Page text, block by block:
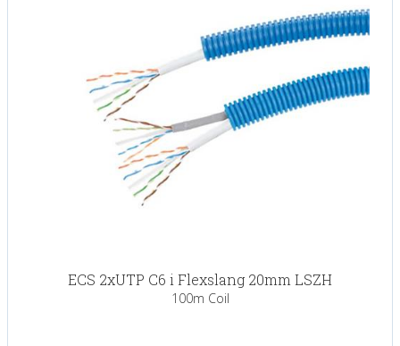
ECS 2xUTP C6 i Flexslang 20mm LSZH
100m Coil